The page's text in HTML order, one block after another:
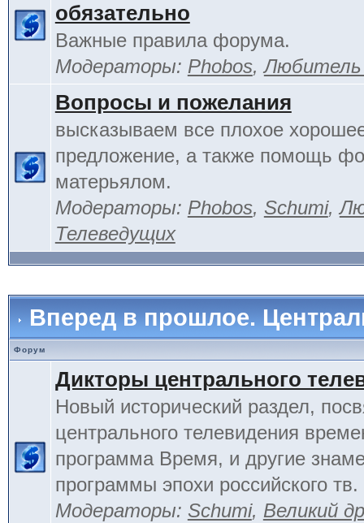
обязательно
Важные правила форума.
Модераторы: Phobos,Любитель
Вопросы и пожелания
высказываем все плохое
предложение, а также помощь
матерьялом.
Модераторы: Phobos, Schumi,
Телеведущих
Вперед в прошлое.
Форум
Дикторы центрального
Новый исторический раздел,
центрального телевидения
программа Время, и другие
программы эпохи российского тв.
Модераторы: Schumi, Великий